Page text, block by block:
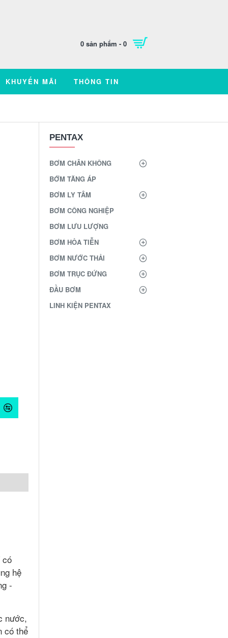
0 sản phẩm - 0
KHUYẾN MÃI THÔNG TIN
có
hệ
-
nước,
có thể
PENTAX
BƠM CHÂN KHÔNG
BỚM TĂNG ÁP
BƠM LY TÂM
BƠM CÔNG NGHIỆP
BƠM LƯU LƯỢNG
BƠM HỎA TIỄN
BƠM NƯỚC THẢI
BƠM TRỤC ĐỨNG
ĐẦU BƠM
LINH KIỆN PENTAX